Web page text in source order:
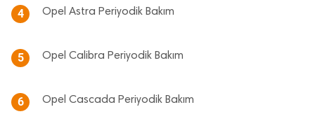
4 Opel Astra Periyodik Bakım
5 Opel Calibra Periyodik Bakım
6 Opel Cascada Periyodik Bakım